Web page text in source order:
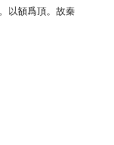
以頟爲頂。故秦